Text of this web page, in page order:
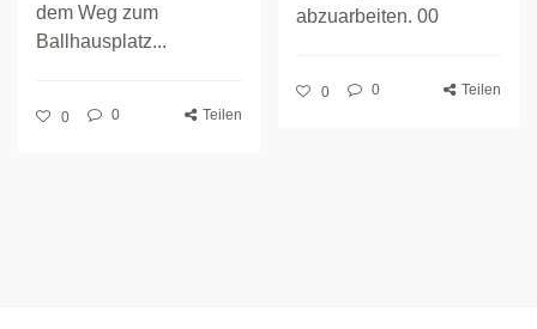
dem Weg zum
Ballhausplatz...
0 0 Teilen
abzuarbeiten. 00
0 0 Teilen